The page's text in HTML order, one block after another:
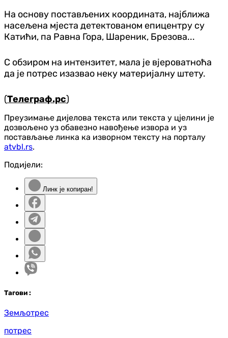
На основу постављених координата, најближа
насељена мјеста детектованом епицентру су
Катићи, па Равна Гора, Шареник, Брезова...
С обзиром на интензитет, мала је вјероватноћа
да је потрес изазвао неку материјалну штету.
(Телеграф.рс)
Преузимање дијелова текста или текста у цјелини је
дозвољено уз обавезно навођење извора и уз
постављање линка ка изворном тексту на порталу
atvbl.rs.
Подијели:
Линк је копиран!
Тагови :
Земљотрес
потрес